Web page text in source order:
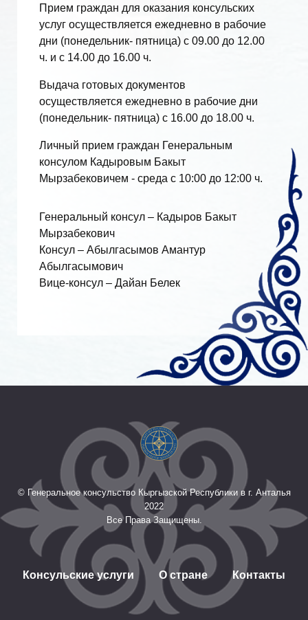
Прием граждан для оказания консульских
услуг осуществляется ежедневно в рабочие
дни (понедельник- пятница) с 09.00 до 12.00
ч. и с 14.00 до 16.00 ч.
Выдача готовых документов
осуществляется ежедневно в рабочие дни
(понедельник- пятница) с 16.00 до 18.00 ч.
Личный прием граждан Генеральным
консулом Кадыровым Бакыт
Мырзабековичем - среда с 10:00 до 12:00 ч.
Генеральный консул – Кадыров Бакыт
Мырзабекович
Консул – Абылгасымов Амантур
Абылгасымович
Вице-консул – Дайан Белек
© Генеральное консульство Кыргызской Республики в г. Анталья
2022
Все Права Защищены.
Консульские услуги О стране Контакты